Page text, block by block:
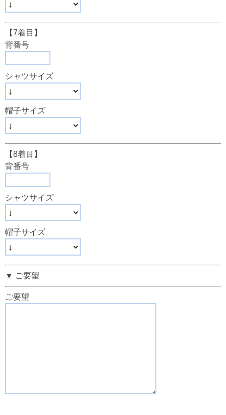
【7着目】
背番号
シャツサイズ
帽子サイズ
【8着目】
背番号
シャツサイズ
帽子サイズ
▼ ご要望
ご要望